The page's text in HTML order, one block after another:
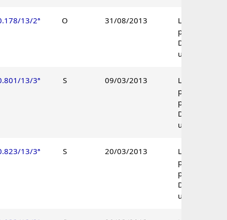
13/2ª O 31/08/2013
Lançamento
procedente.
Decisão
unânime.
13/3ª S 09/03/2013
Lançamento
parcialmente
procedente.
Decisão
unânime.
13/3ª S 20/03/2013
Lançamento
parcialmente
procedente.
Decisão
unânime.